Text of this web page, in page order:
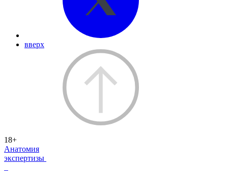
вверх
18+
Анатомия
экспертизы